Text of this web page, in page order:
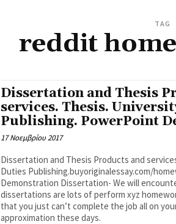
TAG
reddit
Dissertation and Thesis
services. Thesis.
Publishing. PowerPoint
17 Νοεμβρίου 2017
Dissertation and Thesis Products and
Duties Publishing.buyoriginalessay.com/
Demonstration Dissertation- We will
dissertations are lots of perform xyz
that you just can’t complete the job all on
approximation these days.